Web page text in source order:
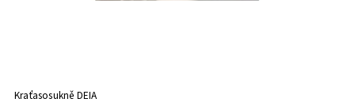
Kraťasosukně DEIA